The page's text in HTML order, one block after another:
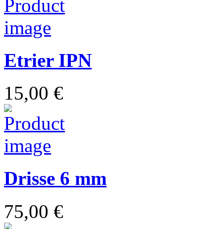
Etrier IPN
15,00 €
Drisse 6 mm
75,00 €